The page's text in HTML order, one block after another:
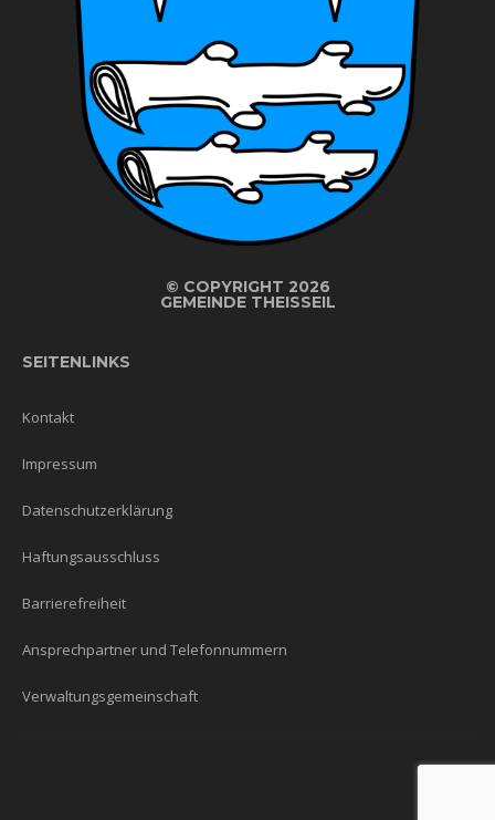
© COPYRIGHT 2026
GEMEINDE THEISSEIL
SEITENLINKS
Kontakt
Impressum
Datenschutzerklärung
Haftungsausschluss
Barrierefreiheit
Ansprechpartner und Telefonnummern
Verwaltungsgemeinschaft